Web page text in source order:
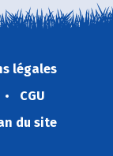
légales
CGU
du site